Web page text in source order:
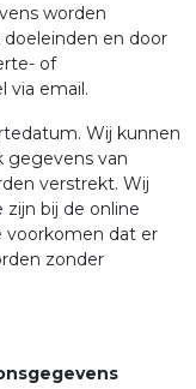
worden
en door
of
via email.
Wij kunnen
gegevens van
verstrekt. Wij
bij de online
voorkomen dat er
zonder